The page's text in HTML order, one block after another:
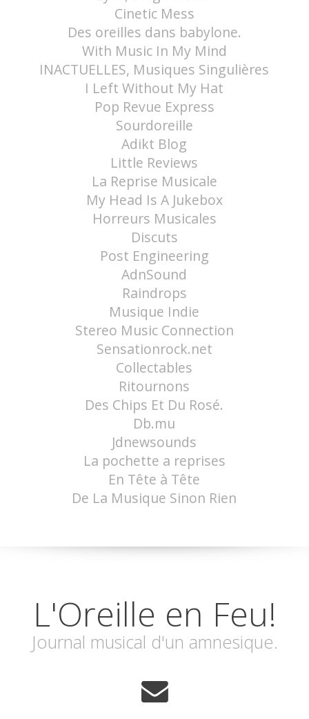
Cinetic Mess
Des oreilles dans babylone.
With Music In My Mind
INACTUELLES, Musiques Singulières
I Left Without My Hat
Pop Revue Express
Sourdoreille
Adikt Blog
Little Reviews
La Reprise Musicale
My Head Is A Jukebox
Horreurs Musicales
Discuts
Post Engineering
AdnSound
Raindrops
Musique Indie
Stereo Music Connection
Sensationrock.net
Collectables
Ritournons
Des Chips Et Du Rosé.
Db.mu
Jdnewsounds
La pochette a reprises
En Tête à Tête
De La Musique Sinon Rien
L'Oreille en Feu!
Journal musical d'un amnesique.